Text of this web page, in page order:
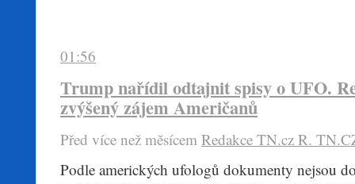
01:56
Trump nařídil odtajnit spisy o UFO.
zvýšený zájem Američanů
Před více než mĕsícem Redakce TN.cz R.
​Podle amerických ufologů dokumenty nejsou